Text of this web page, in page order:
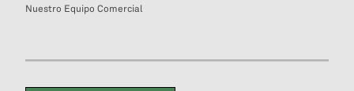
Nuestro Equipo Comercial